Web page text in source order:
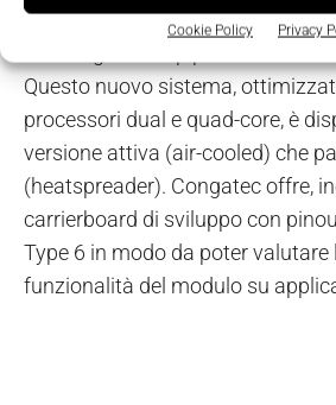
Cookie Policy Privacy
congatec per il modulo conga-
Questo nuovo sistema,
processori dual e quad-core, è
versione attiva (air-cooled) che
(heatspreader). Congatec offre,
carrierboard di sviluppo con
Type 6 in modo da poter valutare
funzionalità del modulo su